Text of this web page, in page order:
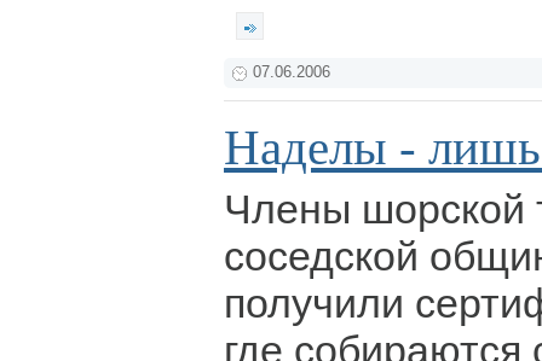
07.06.2006
Наделы - лишь
Члены шорской
соседской
получили
где собираются